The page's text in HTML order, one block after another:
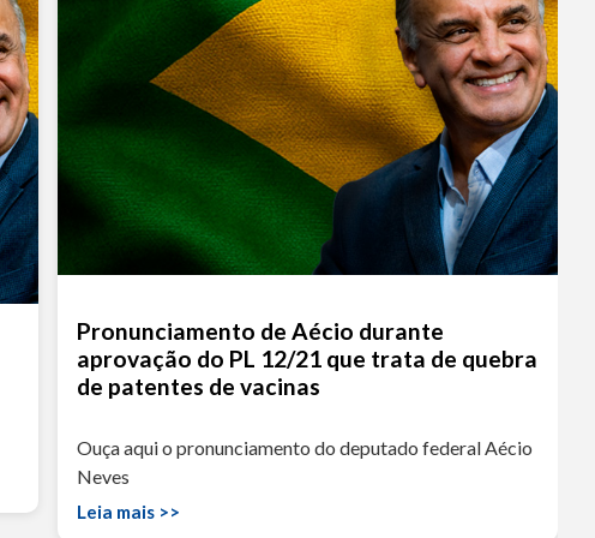
Pronunciamento de Aécio durante
aprovação do PL 12/21 que trata de quebra
de patentes de vacinas
Ouça aqui o pronunciamento do deputado federal Aécio
Neves
Leia mais >>